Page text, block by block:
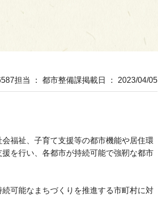
担当 ： 都市整備課掲載日 ： 2023/04/05
福祉、子育て支援等の都市機能や居住環
を行い、各都市が持続可能で強靭な都市
可能なまちづくりを推進する市町村に対